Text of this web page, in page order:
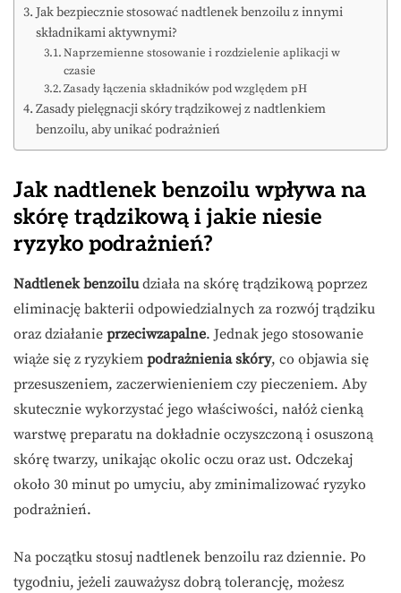
Jak bezpiecznie stosować nadtlenek benzoilu z innymi
składnikami aktywnymi?
Naprzemienne stosowanie i rozdzielenie aplikacji w
czasie
Zasady łączenia składników pod względem pH
Zasady pielęgnacji skóry trądzikowej z nadtlenkiem
benzoilu, aby unikać podrażnień
Jak nadtlenek benzoilu wpływa na
skórę trądzikową i jakie niesie
ryzyko podrażnień?
Nadtlenek benzoiludziała na skórę trądzikową poprzez
eliminację bakterii odpowiedzialnych za rozwój trądziku
oraz działanie przeciwzapalne. Jednak jego stosowanie
wiąże się z ryzykiem podrażnienia skóry, co objawia się
przesuszeniem, zaczerwienieniem czy pieczeniem. Aby
skutecznie wykorzystać jego właściwości, nałóż cienką
warstwę preparatu na dokładnie oczyszczoną i osuszoną
skórę twarzy, unikając okolic oczu oraz ust. Odczekaj
około 30 minut po umyciu, aby zminimalizować ryzyko
podrażnień.
Na początku stosuj nadtlenek benzoilu raz dziennie. Po
tygodniu, jeżeli zauważysz dobrą tolerancję, możesz